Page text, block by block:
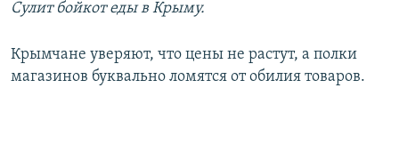
Сулит бойкот еды в Крыму.
Крымчане уверяют, что цены не растут, а полки
магазинов буквально ломятся от обилия товаров.